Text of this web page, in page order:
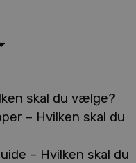
skal du vælge?
– Hvilken skal du
– Hvilken skal du